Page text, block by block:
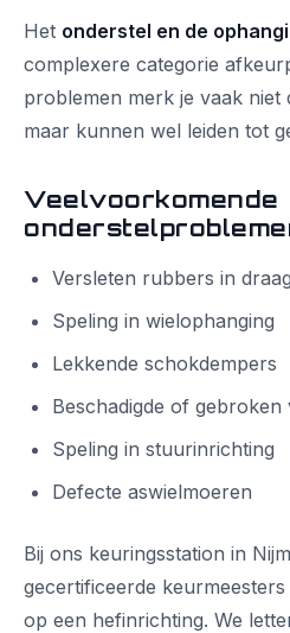
Het onderstel en de
complexere categorie
problemen merk je vaak niet
maar kunnen wel leiden tot
Veelvoorkomende
Versleten rubbers in
Speling in wielophanging
Lekkende schokdempers
Beschadigde of gebroken
Speling in stuurinrichting
Defecte aswielmoeren
Bij ons keuringsstation in
gecertificeerde
op een hefinrichting. We